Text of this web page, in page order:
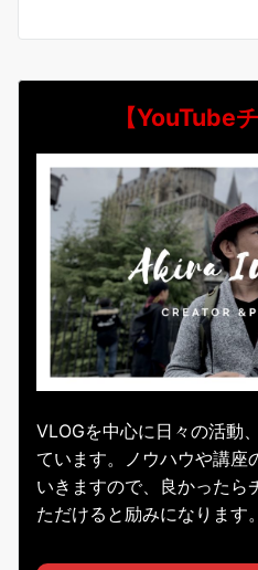
【YouTube
VLOGを中心に日々の活動
ています。ノウハウや講座
いきますので、良かったら
ただけると励みになります。